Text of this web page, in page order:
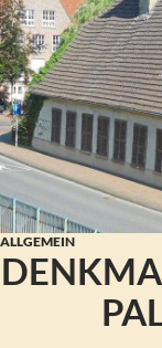
ALLGEMEIN